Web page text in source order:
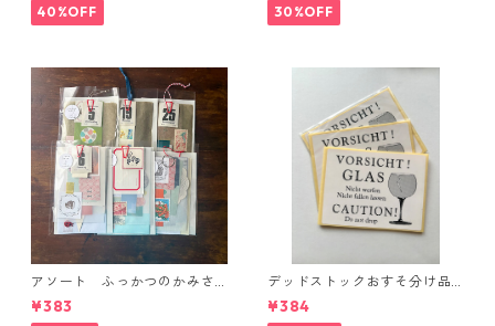
40%OFF 30%OFF
アソート ふっかつのかみさ
ま(紙好きの方へ)
¥383
デッドストックおすそ分け品◼︎
ガラス われもの注意シール
¥384